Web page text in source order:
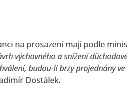
na prosazení mají podle
výchovného a snížení
budou-li brzy projednány ve
Dostálek.